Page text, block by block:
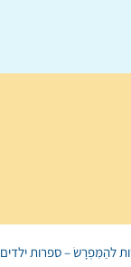
הַמִּפְרָשׂ – ספרות ילדים